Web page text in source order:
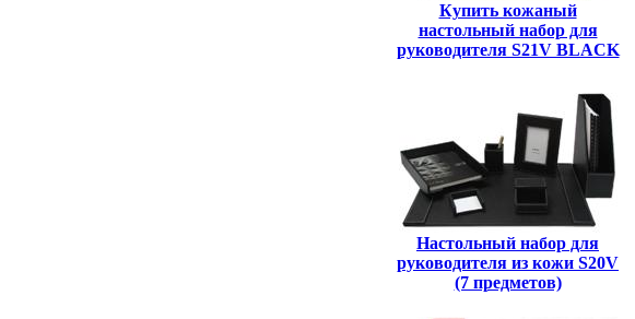
Купить кожаный
настольный набор для
руководителя S21V BLACK
Настольный набор для
руководителя из кожи S20V
(7 предметов)